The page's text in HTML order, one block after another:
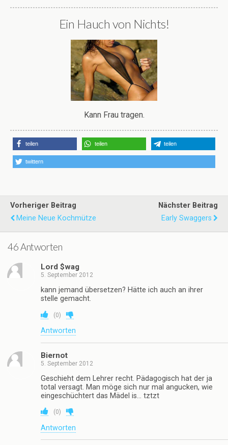
Ein Hauch von Nichts!
Kann Frau tragen.
teilen teilen teilen
twittern
Vorheriger Beitrag
Meine Neue Kochmütze
Nächster Beitrag
Early Swaggers
46 Antworten
Lord $wag
5. September 2012
kann jemand übersetzen? Hätte ich auch an ihrer
stelle gemacht.
(0)
Antworten
Biernot
5. September 2012
Geschieht dem Lehrer recht. Pädagogisch hat der ja
total versagt. Man möge sich nur mal angucken, wie
eingeschüchtert das Mädel is… tztzt
(0)
Antworten